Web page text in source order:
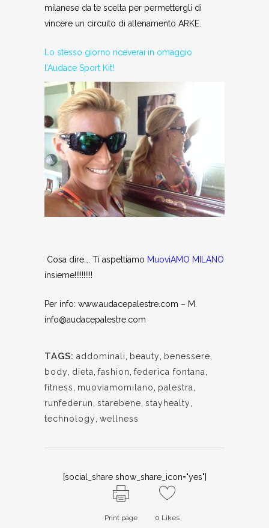
milanese da te scelta per permettergli di
vincere un circuito di allenamento ARKE.
Lo stesso giorno riceverai in omaggio
l’Audace Sport Kit!
Cosa dire…. Ti aspettiamo MuoviAMO MILANO
insieme!!!!!!!!!!
Per info: www.audacepalestre.com – M.
info@audacepalestre.com
TAGS: addominali beauty benessere
body dieta fashion federica fontana
fitness
muoviamomilano palestra
runfederun starebene stayhealty
technology wellness
[social_share show_share_icon="yes"]
Print page 0 Likes